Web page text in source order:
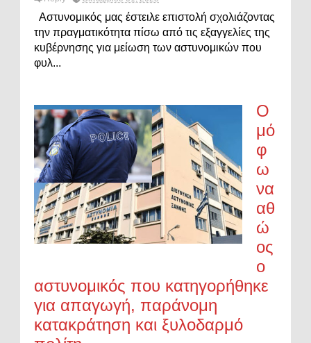
Αστυνομικός μας έστειλε επιστολή σχολιάζοντας
την πραγματικότητα πίσω από τις εξαγγελίες της
κυβέρνησης για μείωση των αστυνομικών που
φυλ...
Ο
μό
φ
ω
να
αθ
ώ
ος
ο
αστυνομικός που κατηγορήθηκε
για απαγωγή, παράνομη
κατακράτηση και ξυλοδαρμό